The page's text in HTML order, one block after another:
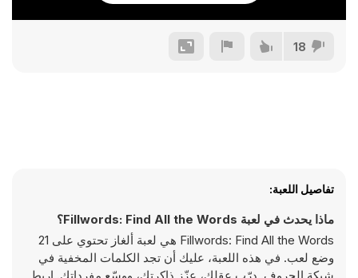
18
تفاصيل اللعبة:
ماذا يحدث في لعبة Fillwords: Find All the Words؟
Fillwords: Find All the Words هي لعبة ألغاز تحتوي على 21
وضع لعب. في هذه اللعبة، عليك أن تجد الكلمات المخفية في